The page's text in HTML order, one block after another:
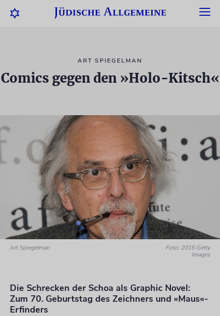
ART SPIEGELMAN
Comics gegen den »Holo-Kitsch«
Art Spiegelman
Foto: 2015 Getty
Images
Die Schrecken der Schoa als Graphic Novel:
Zum 70. Geburtstag des Zeichners und »Maus«-
Erfinders